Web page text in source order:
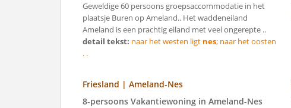
Geweldige 60 persoons groepsaccommodatie in het
plaatsje Buren op Ameland.. Het waddeneiland
Ameland is een prachtig eiland met veel ongerepte ..
detail tekst: naar het westen ligt nes; naar het oosten
. .
Friesland | Ameland-Nes
8-persoons Vakantiewoning in Ameland-Nes